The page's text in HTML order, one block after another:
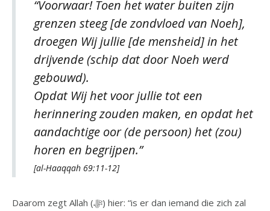
“Voorwaar! Toen het water buiten zijn
grenzen steeg [de zondvloed van Noeh],
droegen Wij jullie [de mensheid] in het
drijvende (schip dat door Noeh werd
gebouwd).
Opdat Wij het voor jullie tot een
herinnering zouden maken, en opdat het
aandachtige oor (de persoon) het (zou)
horen en begrijpen.”
[al-Haaqqah 69:11-12]
Daarom zegt Allah (ﷻ) hier: “is er dan iemand die zich zal